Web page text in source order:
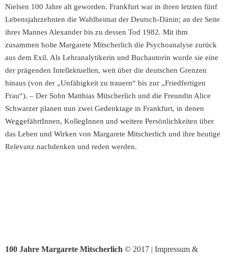
Nielsen 100 Jahre alt geworden. Frankfurt war in ihren letzten fünf
Lebensjahrzehnten die Wahlheimat der Deutsch-Dänin; an der Seite
ihres Mannes Alexander bis zu dessen Tod 1982. Mit ihm
zusammen holte Margarete Mitscherlich die Psychoanalyse zurück
aus dem Exil. Als Lehranalytikerin und Buchautorin wurde sie eine
der prägenden Intellektuellen, weit über die deutschen Grenzen
hinaus (von der „Unfähigkeit zu trauern“ bis zur „Friedfertigen
Frau“). – Der Sohn Matthias Mitscherlich und die Freundin Alice
Schwarzer planen nun zwei Gedenktage in Frankfurt, in denen
WeggefährtInnen, KollegInnen und weitere Persönlichkeiten über
das Leben und Wirken von Margarete Mitscherlich und ihre heutige
Relevanz nachdenken und reden werden.
100 Jahre Margarete Mitscherlich © 2017 | Impressum &